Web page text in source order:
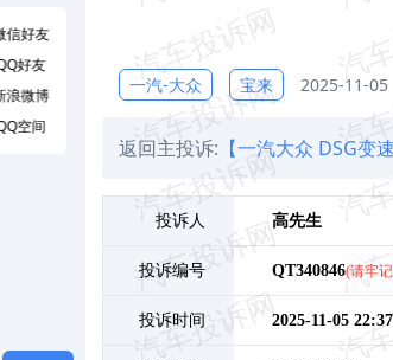
一汽-大众 宝来 2025-11-05
返回主投诉: 【一汽大众 DSG变
投诉人 高先生
投诉编号 QT340846(请牢
投诉时间 2025-11-05
信好友
好友
浪微博
空间